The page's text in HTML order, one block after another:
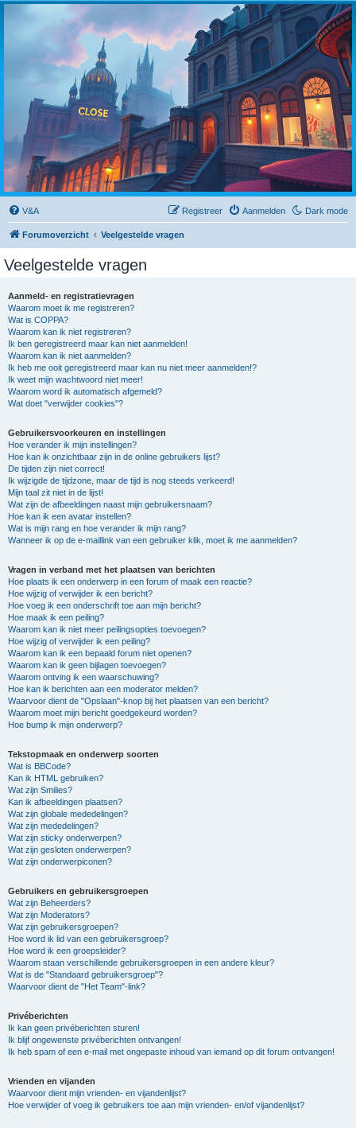
Dark mode
V&A Aanmelden
Registreer
Forumoverzicht Veelgestelde vragen
Veelgestelde vragen
Aanmeld- en registratievragen
Waarom moet ik me registreren?
Wat is COPPA?
Waarom kan ik niet registreren?
Ik ben geregistreerd maar kan niet aanmelden!
Waarom kan ik niet aanmelden?
Ik heb me ooit geregistreerd maar kan nu niet meer aanmelden!?
Ik weet mijn wachtwoord niet meer!
Waarom word ik automatisch afgemeld?
Wat doet "verwijder cookies"?
Gebruikersvoorkeuren en instellingen
Hoe verander ik mijn instellingen?
Hoe kan ik onzichtbaar zijn in de online gebruikers lijst?
De tijden zijn niet correct!
Ik wijzigde de tijdzone, maar de tijd is nog steeds verkeerd!
Mijn taal zit niet in de lijst!
Wat zijn de afbeeldingen naast mijn gebruikersnaam?
Hoe kan ik een avatar instellen?
Wat is mijn rang en hoe verander ik mijn rang?
Wanneer ik op de e-maillink van een gebruiker klik, moet ik me aanmelden?
Vragen in verband met het plaatsen van berichten
Hoe plaats ik een onderwerp in een forum of maak een reactie?
Hoe wijzig of verwijder ik een bericht?
Hoe voeg ik een onderschrift toe aan mijn bericht?
Hoe maak ik een peiling?
Waarom kan ik niet meer peilingsopties toevoegen?
Hoe wijzig of verwijder ik een peiling?
Waarom kan ik een bepaald forum niet openen?
Waarom kan ik geen bijlagen toevoegen?
Waarom ontving ik een waarschuwing?
Hoe kan ik berichten aan een moderator melden?
Waarvoor dient de "Opslaan"-knop bij het plaatsen van een bericht?
Waarom moet mijn bericht goedgekeurd worden?
Hoe bump ik mijn onderwerp?
Tekstopmaak en onderwerp soorten
Wat is BBCode?
Kan ik HTML gebruiken?
Wat zijn Smilies?
Kan ik afbeeldingen plaatsen?
Wat zijn globale mededelingen?
Wat zijn mededelingen?
Wat zijn sticky onderwerpen?
Wat zijn gesloten onderwerpen?
Wat zijn onderwerpiconen?
Gebruikers en gebruikersgroepen
Wat zijn Beheerders?
Wat zijn Moderators?
Wat zijn gebruikersgroepen?
Hoe word ik lid van een gebruikersgroep?
Hoe word ik een groepsleider?
Waarom staan verschillende gebruikersgroepen in een andere kleur?
Wat is de "Standaard gebruikersgroep"?
Waarvoor dient de "Het Team"-link?
Privéberichten
Ik kan geen privéberichten sturen!
Ik blijf ongewenste privéberichten ontvangen!
Ik heb spam of een e-mail met ongepaste inhoud van iemand op dit forum ontvangen!
Vrienden en vijanden
Waarvoor dient mijn vrienden- en vijandenlijst?
Hoe verwijder of voeg ik gebruikers toe aan mijn vrienden- en/of vijandenlijst?